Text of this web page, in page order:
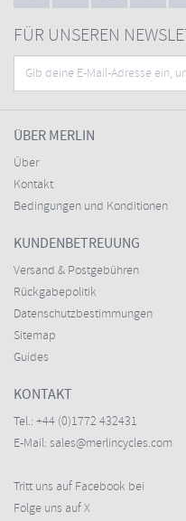
FÜR UNSEREN
ÜBER MERLIN
Über
Kontakt
Bedingungen und Konditionen
KUNDENBETREUUNG
Versand & Postgebühren
Rückgabepolitik
Datenschutzbestimmungen
Sitemap
Guides
KONTAKT
Tel.: +44 (0)1772 432431
E-Mail: sales@merlincycles.com
Tritt uns auf Facebook bei
Folge uns auf X